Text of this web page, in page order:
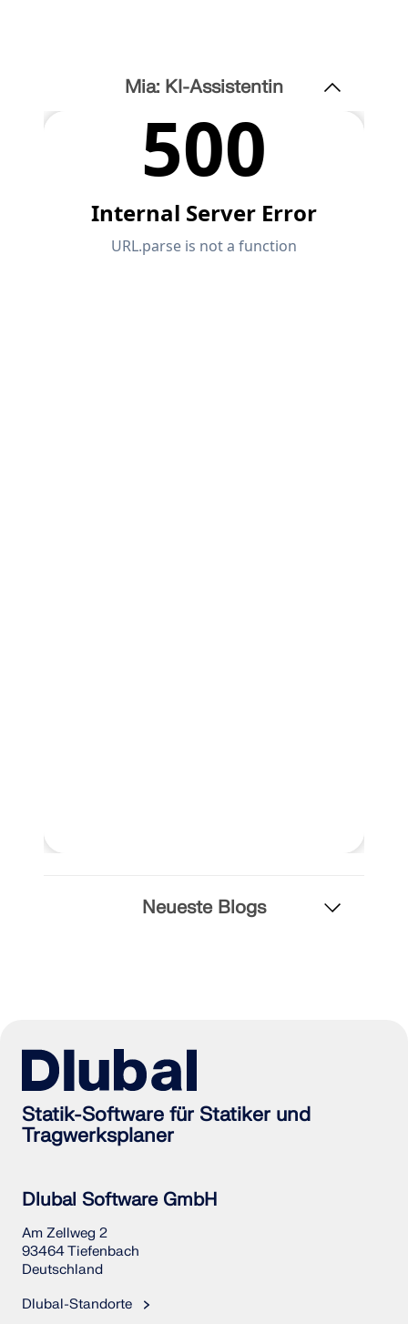
Mia: KI-Assistentin
Neueste Blogs
Statik-Software für Statiker und
Tragwerksplaner
Dlubal Software GmbH
Am Zellweg 2
93464 Tiefenbach
Deutschland
Dlubal-Standorte